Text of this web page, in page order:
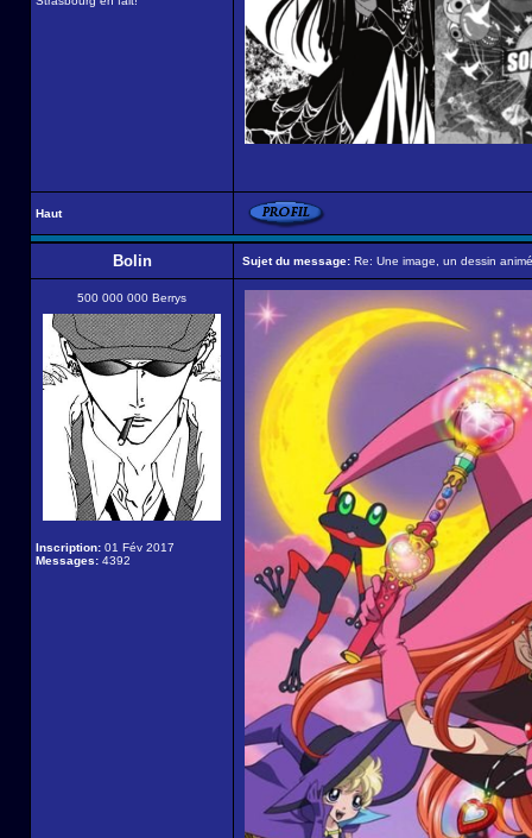
Haut
Bolin Sujet du message: Re: Une image, un dessin
500 000 000 Berrys
Inscription: 01 Fév 2017
Messages: 4392